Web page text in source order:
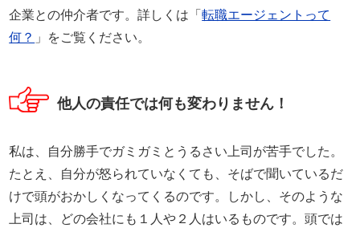
企業との仲介者です。詳しくは「転職エージェントって
何？ 」をご覧ください。
他人の責任では何も変わりません！
私は、自分勝手でガミガミとうるさい上司が苦手でした。
たとえ、自分が怒られていなくても、そばで聞いているだ
けで頭がおかしくなってくるのです。しかし、そのような
上司は、どの会社にも１人や２人はいるものです。頭では